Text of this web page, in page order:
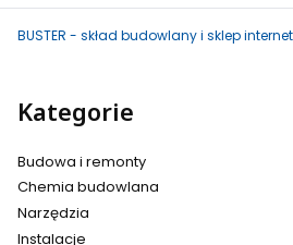
BUSTER - skład budowlany i sklep
Kategorie
Budowa i remonty
Chemia budowlana
Narzędzia
Instalacje